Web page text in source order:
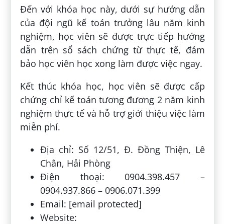
Đến với khóa học này, dưới sự hướng dẫn
của đội ngũ kế toán trưởng lâu năm kinh
nghiệm, học viên sẽ được trực tiếp hướng
dẫn trên sổ sách chứng từ thực tế, đảm
bảo học viên học xong làm được việc ngay.
Kết thúc khóa học, học viên sẽ được cấp
chứng chỉ kế toán tương đương 2 năm kinh
nghiệm thực tế và hỗ trợ giới thiệu việc làm
miễn phí.
Địa chỉ: Số 12/51, Đ. Đồng Thiện, Lê
Chân, Hải Phòng
Điện thoại: 0904.398.457 –
0904.937.866 – 0906.071.399
Email: [email protected]
Website: